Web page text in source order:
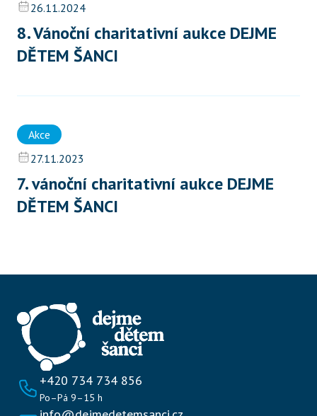
26.11.2024
8. Vánoční charitativní aukce DEJME
DĚTEM ŠANCI
Akce
27.11.2023
7. vánoční charitativní aukce DEJME
DĚTEM ŠANCI
+420 734 734 856
Po–Pá 9–15 h